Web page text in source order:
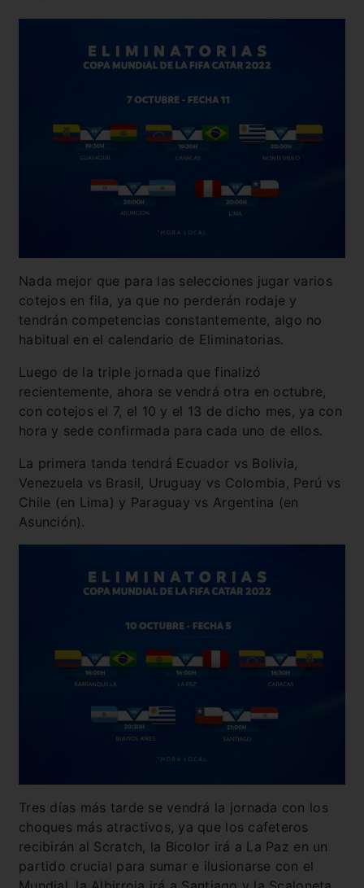
Nada mejor que para las selecciones jugar varios
cotejos en fila, ya que no perderán rodaje y
tendrán competencias constantemente, algo no
habitual en el calendario de Eliminatorias.
Luego de la triple jornada que finalizó
recientemente, ahora se vendrá otra en octubre,
con cotejos el 7, el 10 y el 13 de dicho mes, ya con
hora y sede confirmada para cada uno de ellos.
La primera tanda tendrá Ecuador vs Bolivia,
Venezuela vs Brasil, Uruguay vs Colombia, Perú vs
Chile (en Lima) y Paraguay vs Argentina (en
Asunción).
Tres días más tarde se vendrá la jornada con los
choques más atractivos, ya que los cafeteros
recibirán al Scratch, la Bicolor irá a La Paz en un
partido crucial para sumar e ilusionarse con el